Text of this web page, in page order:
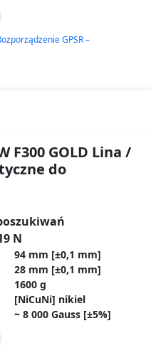
GPSR –
F300 GOLD Lina /
do
N
94 mm [±0,1 mm]
28 mm [±0,1 mm]
1600 g
[NiCuNi] nikiel
~ 8 000 Gauss [±5%]